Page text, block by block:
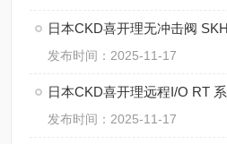
日本CKD喜开理无冲击阀
发布时间：2025-11-17
日本CKD喜开理远程I/O RT
发布时间：2025-11-17